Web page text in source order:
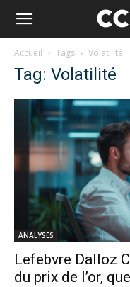
Accueil Tags Volatilité
Tag: Volatilité
ANALYSES
Lefebvre Dalloz
du prix de l’or,